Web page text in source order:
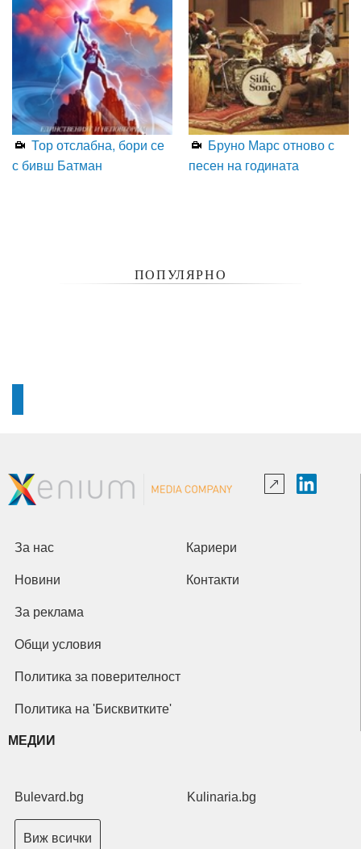
Тор отслабна, бори се
с бивш Батман
Бруно Марс отново с
песен на годината
ПОПУЛЯРНО
За нас Кариери
Новини Контакти
За реклама
Общи условия
Политика за поверителност
Политика на 'Бисквитките'
МЕДИИ
Bulevard.bg Kulinaria.bg
Виж всички